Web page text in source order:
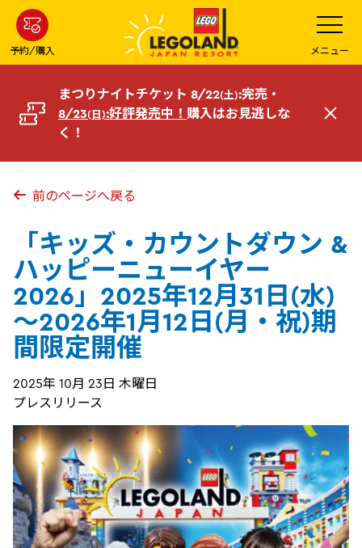
ン
コ
へ
予約/購入
メ
ニ
ュ
ー
を
開
メニュー
まつりナイトチケット 8/22(土):完売・
8/23(日):好評発売中！ 購入はお見逃しな
く！
閉
前のページへ戻る
「キッズ・カウントダウン &
ハッピーニューイヤー
2026」2025年12月31日(水)
～2026年1月12日(月・祝)期
間限定開催​
2025年 10月 23日 木曜日
プレスリリース